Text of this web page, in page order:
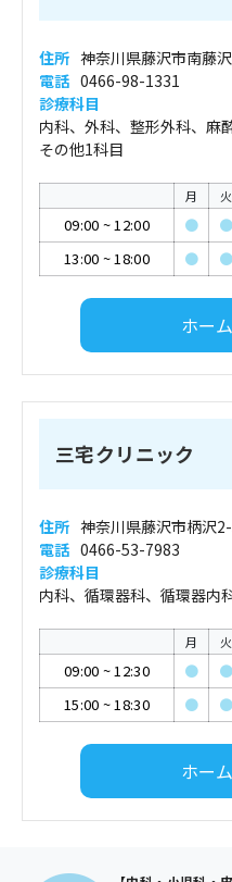
住所 神奈川県藤沢市南藤
電話 0466-98-1331
診療科目
内科、外科、整形外科、麻
その他1科目
月 火
09:00 ~12:00 ● ●
13:00 ~18:00 ● ●
ホー
三宅クリニック
住所 神奈川県藤沢市柄沢
電話 0466-53-7983
診療科目
内科、循環器科、循環器内
月 火
09:00 ~12:30 ● ●
15:00 ~18:30 ● ●
ホー